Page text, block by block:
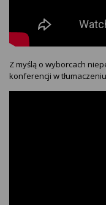
Z myślą o wyborcach
konferencji w